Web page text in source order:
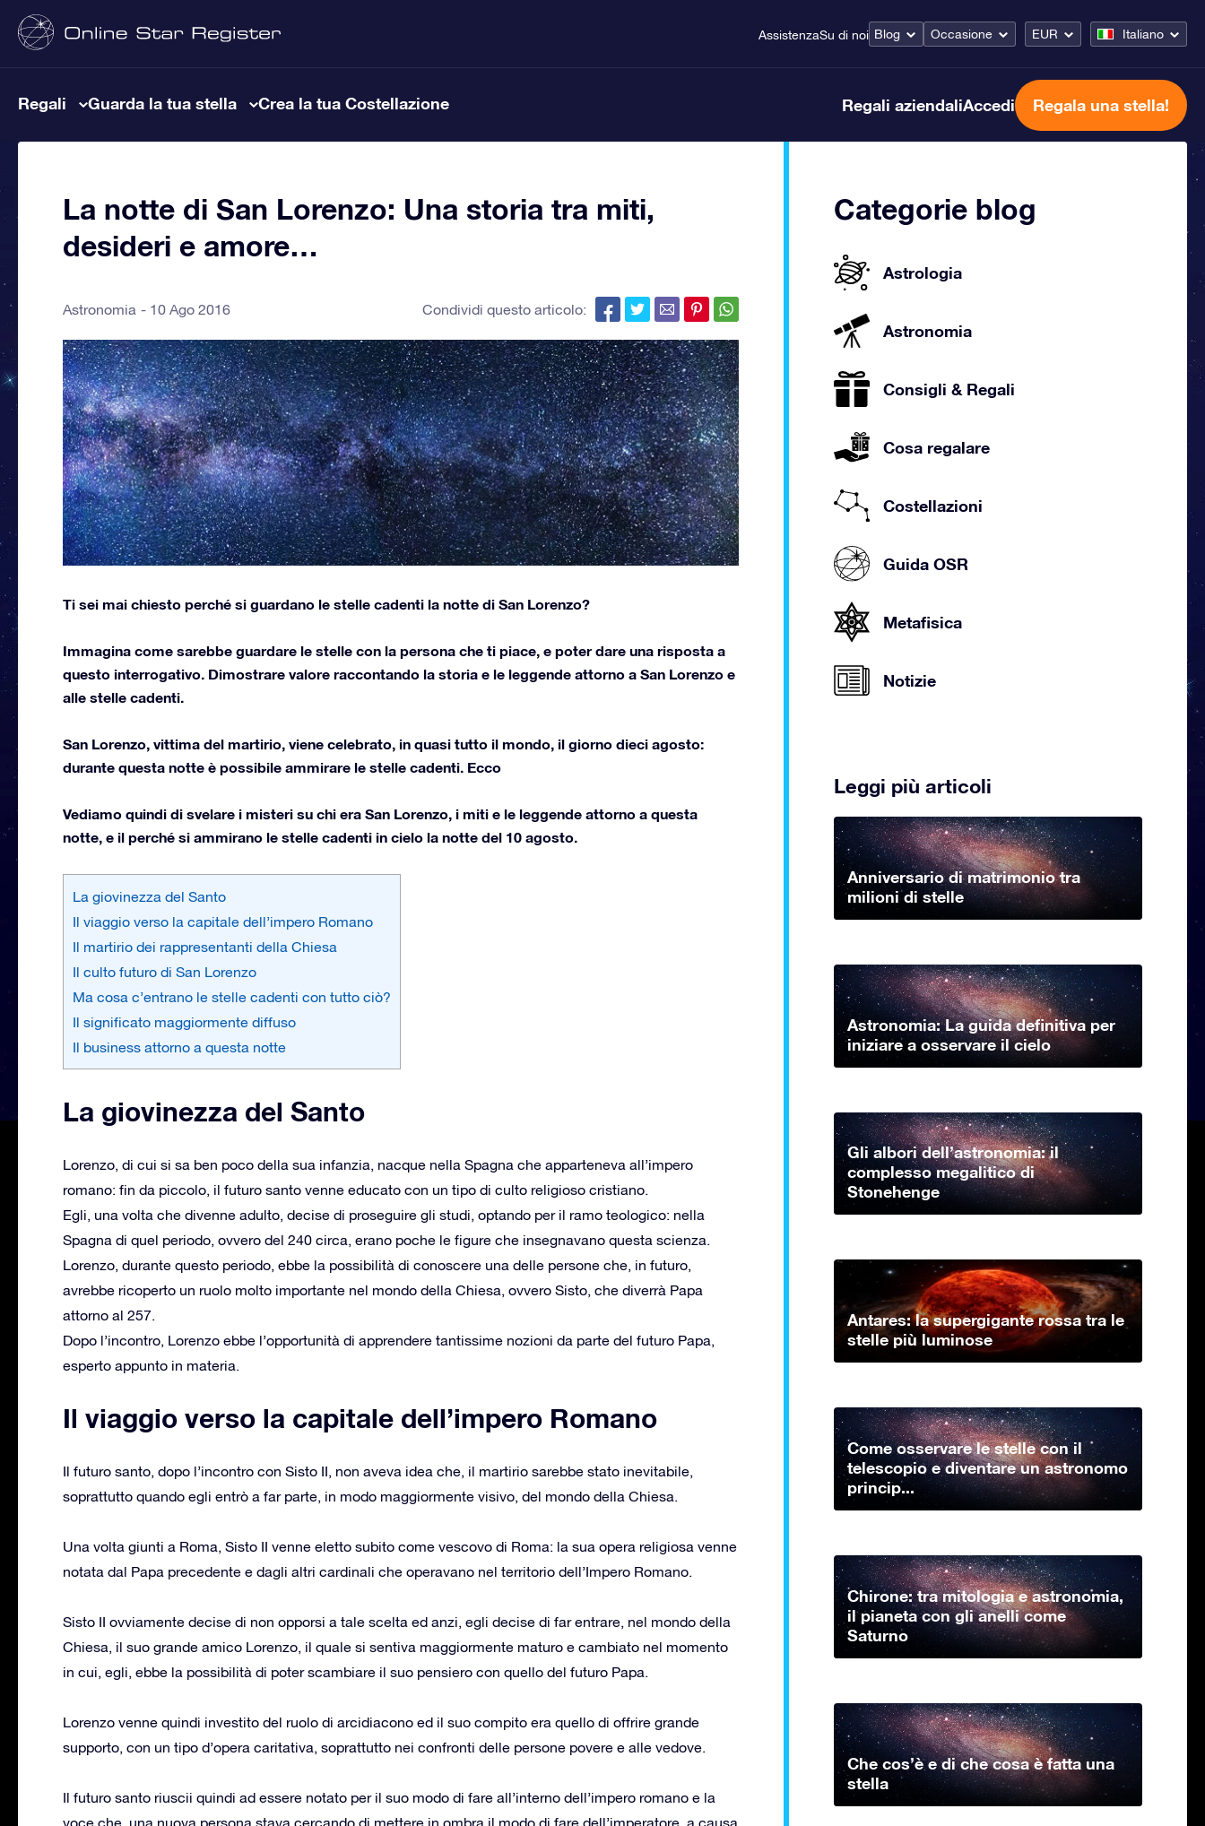
AssistenzaSu di noi Blog Occasione EUR Italiano
Regali Guarda la tua stella Crea la tua Costellazione Regali aziendaliAccedi Regala una stella!
La notte di San Lorenzo: Una storia tra miti,
desideri e amore…
Astronomia 10 Ago 2016 Condividi questo articolo:
Ti sei mai chiesto perché si guardano le stelle cadenti la notte di San Lorenzo?
Immagina come sarebbe guardare le stelle con la persona che ti piace, e poter dare una risposta a
questo interrogativo. Dimostrare valore raccontando la storia e le leggende attorno a San Lorenzo e
alle stelle cadenti.
San Lorenzo, vittima del martirio, viene celebrato, in quasi tutto il mondo, il giorno dieci agosto:
durante questa notte è possibile ammirare le stelle cadenti. Ecco
Vediamo quindi di svelare i misteri su chi era San Lorenzo, i miti e le leggende attorno a questa
notte, e il perché si ammirano le stelle cadenti in cielo la notte del 10 agosto.
La giovinezza del Santo
Il viaggio verso la capitale dell’impero Romano
Il martirio dei rappresentanti della Chiesa
Il culto futuro di San Lorenzo
Ma cosa c’entrano le stelle cadenti con tutto ciò?
Il significato maggiormente diffuso
Il business attorno a questa notte
La giovinezza del Santo
Lorenzo, di cui si sa ben poco della sua infanzia, nacque nella Spagna che apparteneva all’impero
romano: fin da piccolo, il futuro santo venne educato con un tipo di culto religioso cristiano.
Egli, una volta che divenne adulto, decise di proseguire gli studi, optando per il ramo teologico: nella
Spagna di quel periodo, ovvero del 240 circa, erano poche le figure che insegnavano questa scienza.
Lorenzo, durante questo periodo, ebbe la possibilità di conoscere una delle persone che, in futuro,
avrebbe ricoperto un ruolo molto importante nel mondo della Chiesa, ovvero Sisto, che diverrà Papa
attorno al 257.
Dopo l’incontro, Lorenzo ebbe l’opportunità di apprendere tantissime nozioni da parte del futuro Papa,
esperto appunto in materia.
Il viaggio verso la capitale dell’impero Romano
Il futuro santo, dopo l’incontro con Sisto II, non aveva idea che, il martirio sarebbe stato inevitabile,
soprattutto quando egli entrò a far parte, in modo maggiormente visivo, del mondo della Chiesa.
Una volta giunti a Roma, Sisto II venne eletto subito come vescovo di Roma: la sua opera religiosa venne
notata dal Papa precedente e dagli altri cardinali che operavano nel territorio dell’Impero Romano.
Sisto II ovviamente decise di non opporsi a tale scelta ed anzi, egli decise di far entrare, nel mondo della
Chiesa, il suo grande amico Lorenzo, il quale si sentiva maggiormente maturo e cambiato nel momento
in cui, egli, ebbe la possibilità di poter scambiare il suo pensiero con quello del futuro Papa.
Lorenzo venne quindi investito del ruolo di arcidiacono ed il suo compito era quello di offrire grande
supporto, con un tipo d’opera caritativa, soprattutto nei confronti delle persone povere e alle vedove.
Il futuro santo riuscii quindi ad essere notato per il suo modo di fare all’interno dell’impero romano e la
voce che, una nuova persona stava cercando di mettere in ombra il modo di fare dell’imperatore, a causa
Categorie blog
Astrologia
Astronomia
Consigli & Regali
Cosa regalare
Costellazioni
Guida OSR
Metafisica
Notizie
Leggi più articoli
Anniversario di matrimonio tra
milioni di stelle
Astronomia: La guida definitiva per
iniziare a osservare il cielo
Gli albori dell’astronomia: il
complesso megalitico di
Stonehenge
Antares: la supergigante rossa tra le
stelle più luminose
Come osservare le stelle con il
telescopio e diventare un astronomo
princip...
Chirone: tra mitologia e astronomia,
il pianeta con gli anelli come
Saturno
Che cos’è e di che cosa è fatta una
stella